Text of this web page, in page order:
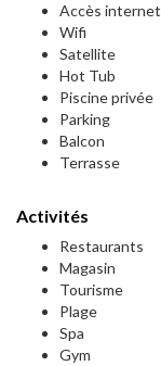
Accès internet
Wifi
Satellite
Hot Tub
Piscine privée
Parking
Balcon
Terrasse
Activités
Restaurants
Magasin
Tourisme
Plage
Spa
Gym